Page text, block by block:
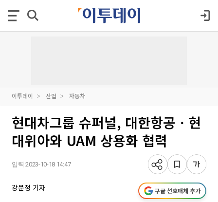
이투데이 산업 자동차
현대차그룹 슈퍼널, 대한항공ㆍ현
대위아와 UAM 상용화 협력
입력 2023-10-18 14:47
강문정 기자 구글 선호매체 추가